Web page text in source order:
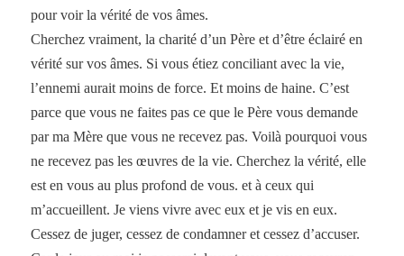
pour voir la vérité de vos âmes.
Cherchez vraiment, la charité d’un Père et d’être éclairé en
vérité sur vos âmes. Si vous étiez conciliant avec la vie,
l’ennemi aurait moins de force. Et moins de haine. C’est
parce que vous ne faites pas ce que le Père vous demande
par ma Mère que vous ne recevez pas. Voilà pourquoi vous
ne recevez pas les œuvres de la vie. Cherchez la vérité, elle
est en vous au plus profond de vous. et à ceux qui
m’accueillent. Je viens vivre avec eux et je vis en eux.
Cessez de juger, cessez de condamner et cessez d’accuser.